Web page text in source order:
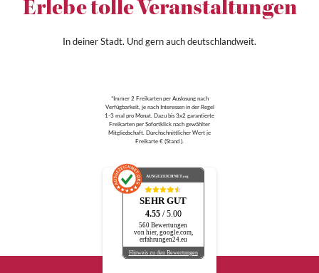
Erlebe tolle Veranstaltungen
In deiner Stadt. Und gern auch deutschlandweit.
*Immer 2 Freikarten per Auslosung nach
Verfügbarkeit, je nach Interessen in der Regel
1-3 mal pro Monat. Dazu bis 3x2 garantierte
Freikarten per Sofortklick nach gewählter
Mitgliedschaft. Durchschnittlicher Wert je
Freikarte € (Stand ).
AUSGEZEICHNET.org
SEHR GUT
4.55 / 5.00
560 Bewertungen
von hier, google.com,
erfahrungen24.eu
Hinweis zu den Bewertungen